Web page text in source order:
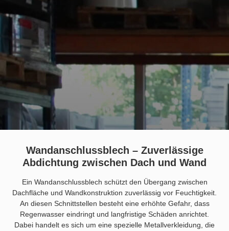
Wandanschlussblech – Zuverlässige
Abdichtung zwischen Dach und Wand
Ein Wandanschlussblech schützt den Übergang zwischen
Dachfläche und Wandkonstruktion zuverlässig vor Feuchtigkeit.
An diesen Schnittstellen besteht eine erhöhte Gefahr, dass
Regenwasser eindringt und langfristige Schäden anrichtet.
Dabei handelt es sich um eine spezielle Metallverkleidung, die